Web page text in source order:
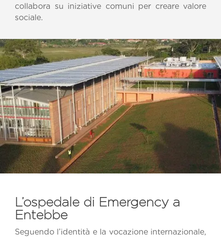
collabora su iniziative comuni per creare valore
sociale.
L’ospedale di Emergency a
Entebbe
Seguendo l’identità e la vocazione internazionale,